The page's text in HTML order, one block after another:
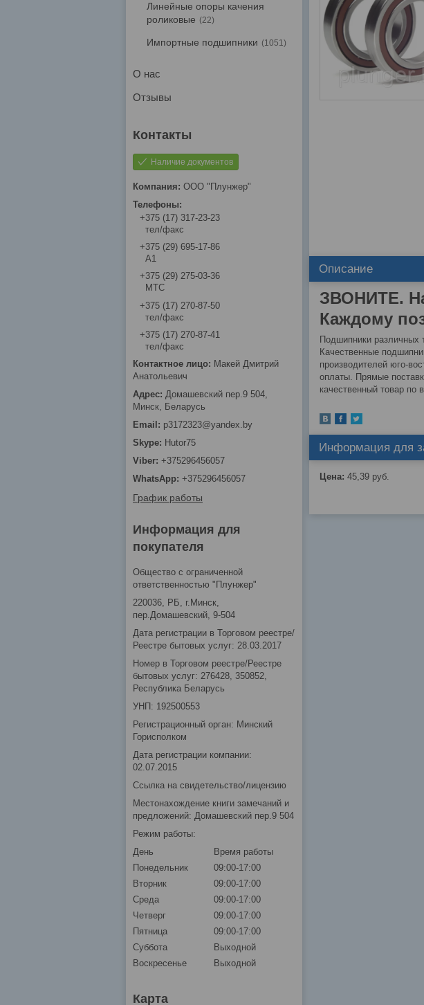
Описание
ЗВОНИТЕ.
Каждому
Подшипники различных
Качественные
производителей юго-
оплаты. Прямые
качественный товар по
Информация для
Цена: 45,39 руб.
Линейные опоры качения
роликовые
22
Импортные подшипники 1051
О нас
Отзывы
Наличие документов
ООО "Плунжер"
+375 (17) 317-23-23
тел/факс
+375 (29) 695-17-86
A1
+375 (29) 275-03-36
МТС
+375 (17) 270-87-50
тел/факс
+375 (17) 270-87-41
тел/факс
Макей Дмитрий
Анатольевич
Домашевский пер.9 504,
Минск, Беларусь
p3172323@yandex.by
Hutor75
+375296456057
+375296456057
График работы
Информация для
покупателя
Общество с ограниченной
ответственностью "Плунжер"
220036, РБ, г.Минск,
пер.Домашевский, 9-504
Дата регистрации в Торговом реестре/
Реестре бытовых услуг: 28.03.2017
Номер в Торговом реестре/Реестре
бытовых услуг: 276428, 350852,
Республика Беларусь
УНП: 192500553
Регистрационный орган: Минский
Горисполком
Дата регистрации компании:
02.07.2015
Ссылка на свидетельство/лицензию
Местонахождение книги замечаний и
предложений: Домашевский пер.9 504
Режим работы:
День
Время работы
Понедельник
09:00-17:00
Вторник
09:00-17:00
Среда
09:00-17:00
Четверг
09:00-17:00
Пятница
09:00-17:00
Суббота
Выходной
Воскресенье
Выходной
Карта